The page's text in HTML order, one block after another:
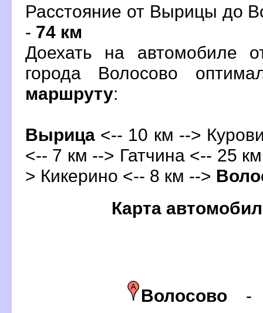
Расстояние от Вырицы до
- 74 км
Доехать на автомобиле
орода Волосово
маршруту:
ырица <-- 10 км -->
<-- 7 км --> Гатчина <-- 25
> Кикерино <-- 8 км -->
Карта
олосово